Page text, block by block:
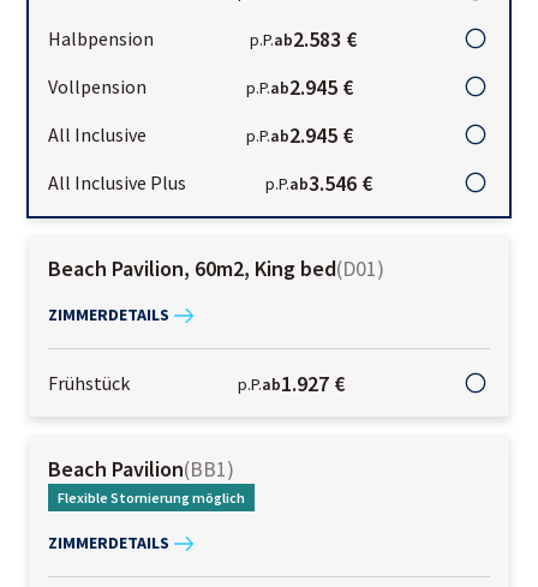
Halbpension p.P.ab2.583 €
Vollpension p.P.ab2.945 €
All Inclusive p.P.ab2.945 €
All Inclusive Plus p.P.ab3.546 €
Beach Pavilion, 60m2, King bed(D01)
ZIMMERDETAILS
Frühstück p.P.ab1.927 €
Beach Pavilion(BB1)
Flexible Stornierung möglich
ZIMMERDETAILS